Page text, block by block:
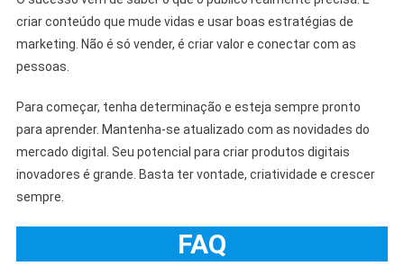
criar conteúdo que mude vidas e usar boas estratégias de
marketing. Não é só vender, é criar valor e conectar com as
pessoas.
Para começar, tenha determinação e esteja sempre pronto
para aprender. Mantenha-se atualizado com as novidades do
mercado digital. Seu potencial para criar produtos digitais
inovadores é grande. Basta ter vontade, criatividade e crescer
sempre.
FAQ